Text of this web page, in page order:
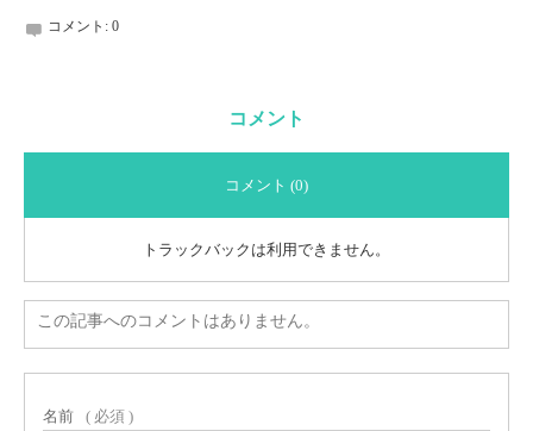
コメント: 0
コメント
コメント (0)
トラックバックは利用できません。
この記事へのコメントはありません。
名前 ( 必須 )